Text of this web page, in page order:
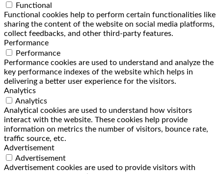
Functional
Functional cookies help to perform certain functionalities like
sharing the content of the website on social media platforms,
collect feedbacks, and other third-party features.
Performance
Performance
Performance cookies are used to understand and analyze the
key performance indexes of the website which helps in
delivering a better user experience for the visitors.
Analytics
Analytics
Analytical cookies are used to understand how visitors
interact with the website. These cookies help provide
information on metrics the number of visitors, bounce rate,
traffic source, etc.
Advertisement
Advertisement
Advertisement cookies are used to provide visitors with